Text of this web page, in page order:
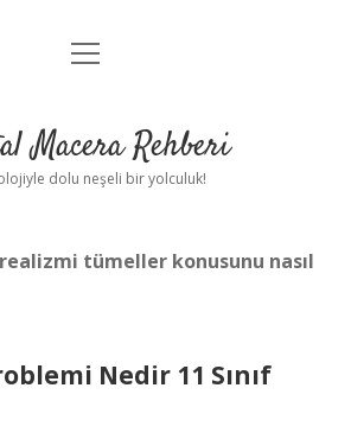
Anasayfa
Yasal Uyarı
menüyü
Macera Rehberi
dolu neşeli bir yolculuk!
tümeller konusunu nasıl
Nedir 11 Sınıf